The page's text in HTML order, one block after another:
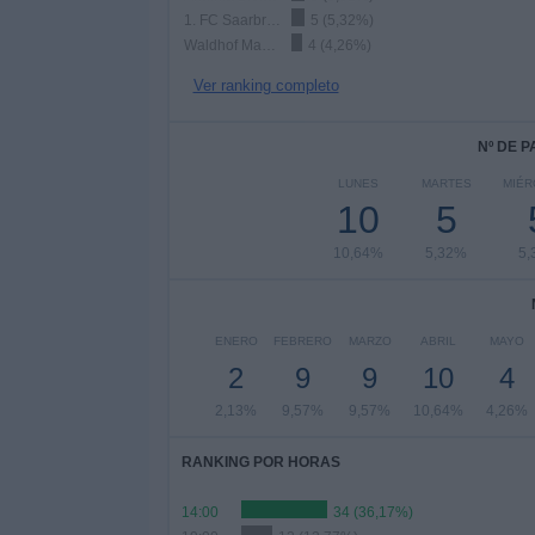
5 (5,32%)
4 (4,26%)
Ver ranking completo
Nº DE
LUNES
10
10,64%
MARTES
5
5,32%
ENERO
2
2,13%
FEBRERO
9
9,57%
MARZO
9
9,57%
ABRIL
10
10,64%
MAYO
4
4,26%
RANKING POR HORAS
14:00
34 (36,17%)